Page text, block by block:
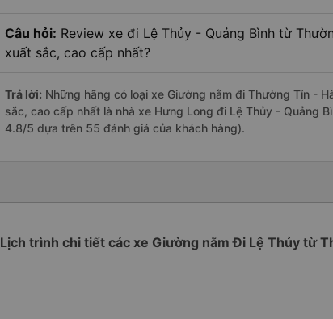
Câu hỏi: Review xe đi Lệ Thủy - Quảng Bình từ
xuất sắc, cao cấp nhất?
Trả lời: Những hãng có loại xe Giường nằm đi Thường Tín -
sắc, cao cấp nhất là nhà xe Hưng Long đi Lệ Thủy - Quảng
4.8/5 dựa trên 55 đánh giá của khách hàng).
Lịch trình chi tiết các xe Giường nằm Đi Lệ Thủy từ